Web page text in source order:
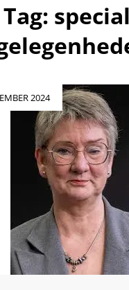
Tag:
2024